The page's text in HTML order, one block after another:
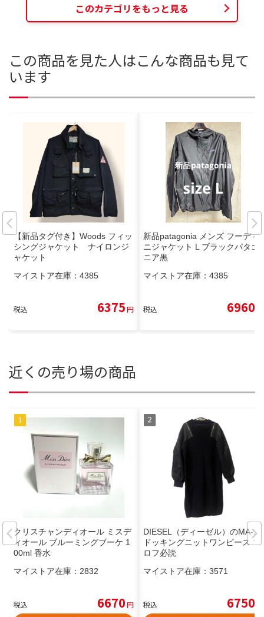
このカテゴリをもっと見る
この商品を見た人はこんな商品も見て
います
【新品タグ付き】Woods フィッ
シングジャケット ナイロンジ
ャケット
マイストア在庫： 4385
税込 6375円
新品patagonia メンズ フーディ
ニジャケット L ブラックパタゴ
ニア黒
マイストア在庫： 4385
税込 6960
近くの売り場の商品
クリスチャンディオール ミスデ
ィオール ブルーミングブーケ 1
00ml 香水
マイストア在庫： 2832
税込 6670円
DIESEL（ディーゼル）のMA-1
ドッキングニットワンピース プ
ロフ必読
マイストア在庫： 3571
税込 6750